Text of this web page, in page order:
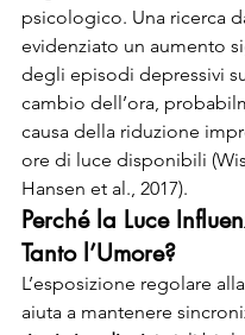
psicologico. Una ricerca
evidenziato un aumento
degli episodi depressivi
cambio dell’ora,
causa della riduzione
ore di luce disponibili
Hansen et al., 2017).
Perché la Luce
Tanto l’Umore?
L’esposizione regolare
aiuta a mantenere